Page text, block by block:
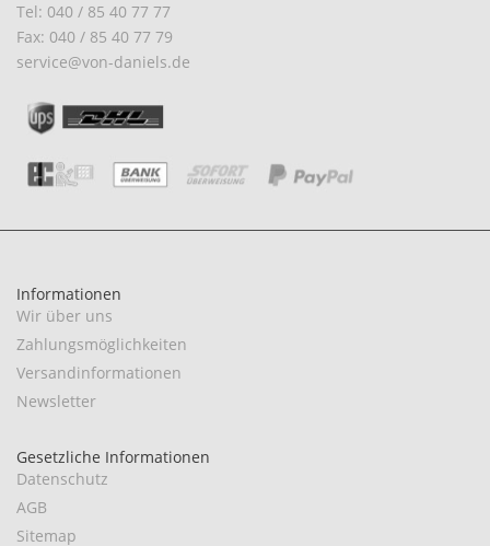
Tel: 040 / 85 40 77 77
Fax: 040 / 85 40 77 79
service@von-daniels.de
Informationen
Wir über uns
Zahlungsmöglichkeiten
Versandinformationen
Newsletter
Gesetzliche Informationen
Datenschutz
AGB
Sitemap